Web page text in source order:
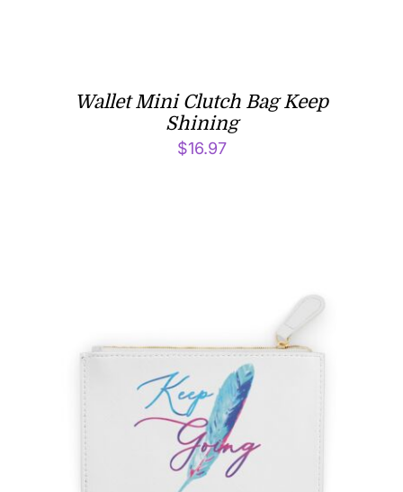
Wallet Mini Clutch Bag Keep
Shining
$16.97